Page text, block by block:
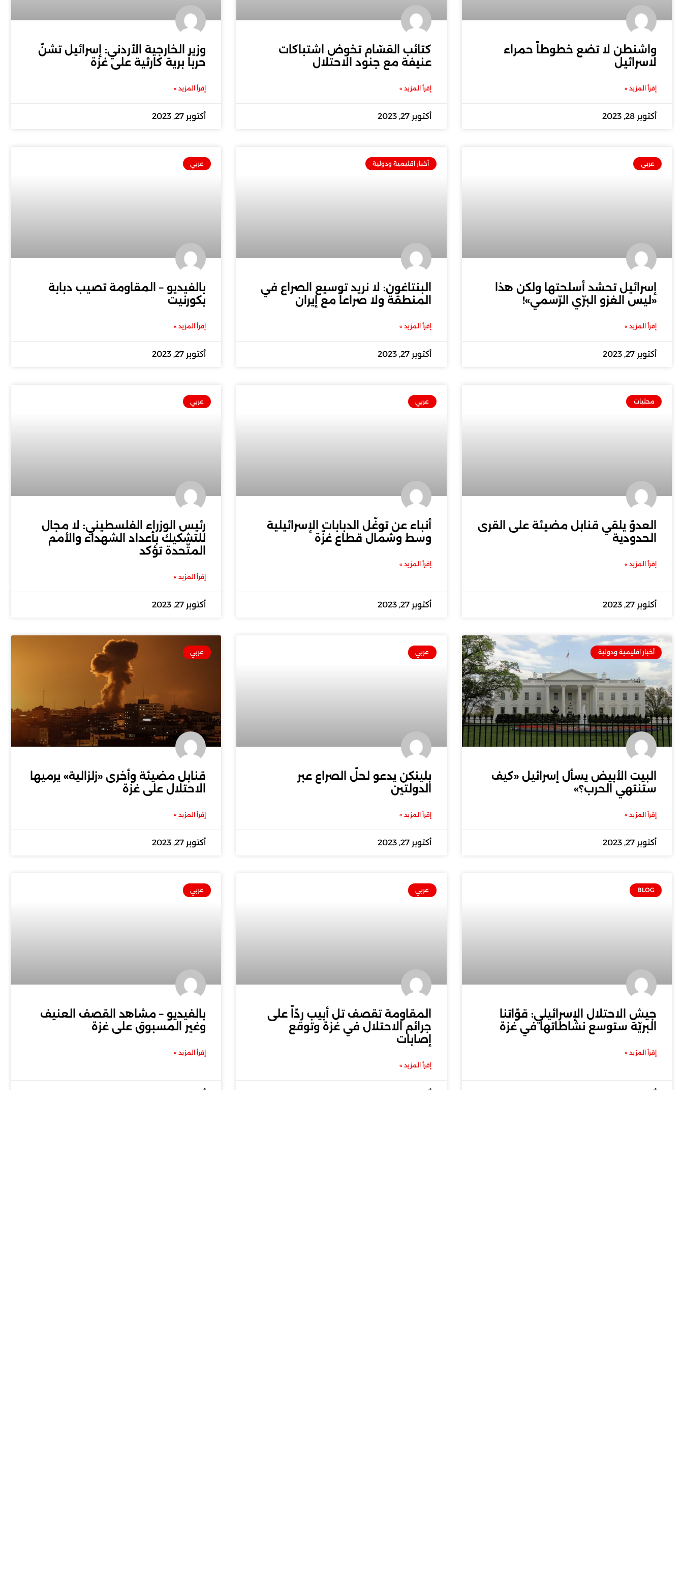
واشنطن لا تضع خطوطاً حمراء
لاسرائيل
إقرأ المزيد »
أكتوبر 28, 2023
كتائب القسّام تخوض اشتباكات
عنيفة مع جنود الاحتلال
إقرأ المزيد »
أكتوبر 27, 2023
وزير الخارجية الأردني: إسرائيل تشنّ
حرباً برية كارثية على غزة
إقرأ المزيد »
أكتوبر 27, 2023
عربي
إسرائيل تحشد أسلحتها ولكن هذا
«ليس الغزو البرّي الرّسمي»!
إقرأ المزيد »
أكتوبر 27, 2023
أخبار اقليمية ودولية
البنتاغون: لا نريد توسيع الصراع في
المنطقة ولا صراعاً مع إيران
إقرأ المزيد »
أكتوبر 27, 2023
عربي
بالفيديو – المقاومة تصيب دبابة
بكورنيت
إقرأ المزيد »
أكتوبر 27, 2023
محليات
العدوّ يلقي قنابل مضيئة على القرى
الحدودية
إقرأ المزيد »
أكتوبر 27, 2023
عربي
أنباء عن توغّل الدبابات الإسرائيلية
وسط وشمال قطاع غزّة
إقرأ المزيد »
أكتوبر 27, 2023
عربي
رئيس الوزراء الفلسطيني: لا مجال
للتشكيك بأعداد الشهداء والأمم
المتّحدة تؤكد
إقرأ المزيد »
أكتوبر 27, 2023
أخبار اقليمية ودولية
البيت الأبيض يسأل إسرائيل «كيف
ستنتهي الحرب؟»
إقرأ المزيد »
أكتوبر 27, 2023
عربي
بلينكن يدعو لحلّ الصراع عبر
الدولتين
إقرأ المزيد »
أكتوبر 27, 2023
عربي
قنابل مضيئة وأخرى «زلزالية» يرميها
الاحتلال على غزة
إقرأ المزيد »
أكتوبر 27, 2023
BLOG
جيش الاحتلال الإسرائيلي: قوّاتنا
البريّة ستوسع نشاطاتها في غزة
إقرأ المزيد »
أكتوبر 27, 2023
عربي
المقاومة تقصف تل أبيب ردّاً على
جرائم الاحتلال في غزة وتوقع
إصابات
إقرأ المزيد »
أكتوبر 27, 2023
عربي
بالفيديو – مشاهد القصف العنيف
وغير المسبوق على غزة
إقرأ المزيد »
أكتوبر 27, 2023